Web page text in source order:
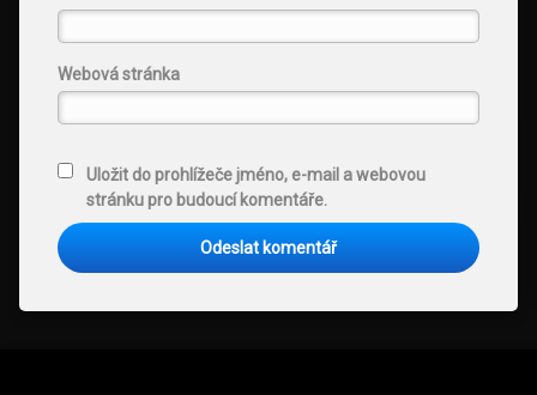
Webová stránka
Uložit do prohlížeče jméno, e-mail a webovou
stránku pro budoucí komentáře.